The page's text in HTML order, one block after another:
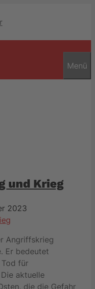
Menü
und Krieg
2023
Angriffskrieg
Er bedeutet
Tod für
aktuelle
die die Gefahr